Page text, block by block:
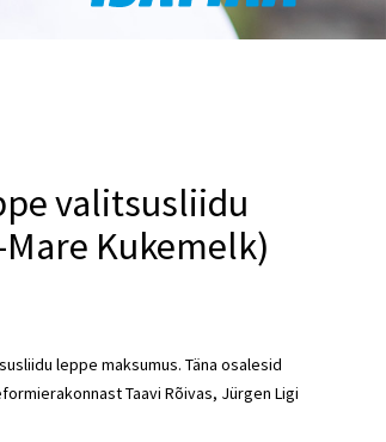
valitsusliidu
Kukemelk)
leppe maksumus. Täna osalesid
Taavi Rõivas, Jürgen Ligi